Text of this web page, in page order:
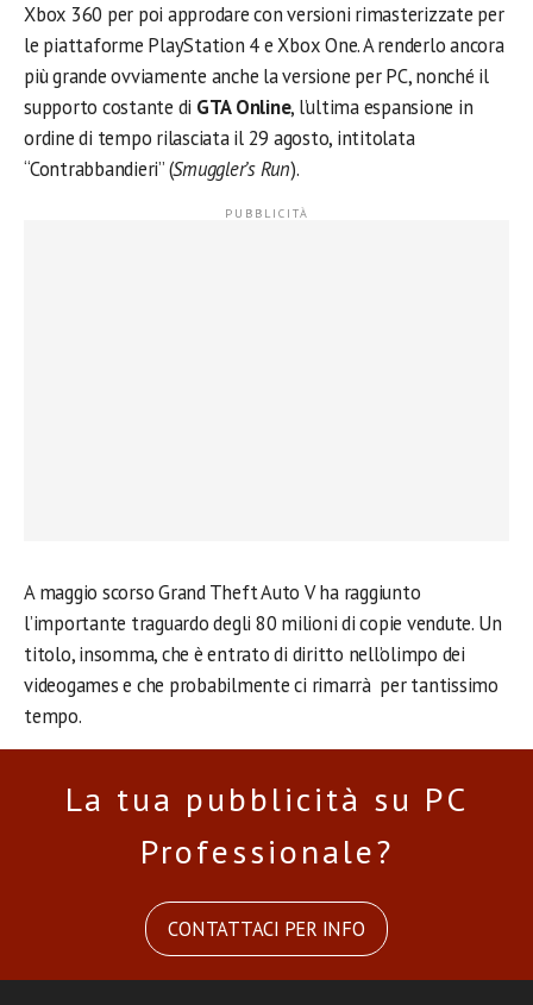
Xbox 360 per poi approdare con versioni rimasterizzate per
le piattaforme PlayStation 4 e Xbox One. A renderlo ancora
più grande ovviamente anche la versione per PC, nonché il
supporto costante di GTA Online, l’ultima espansione in
ordine di tempo rilasciata il 29 agosto, intitolata
“Contrabbandieri” (Smuggler’s Run).
A maggio scorso Grand Theft Auto V ha raggiunto
l’importante traguardo degli 80 milioni di copie vendute. Un
titolo, insomma, che è entrato di diritto nell’olimpo dei
videogames e che probabilmente ci rimarrà per tantissimo
tempo.
La tua pubblicità su PC
Professionale?
CONTATTACI PER INFO